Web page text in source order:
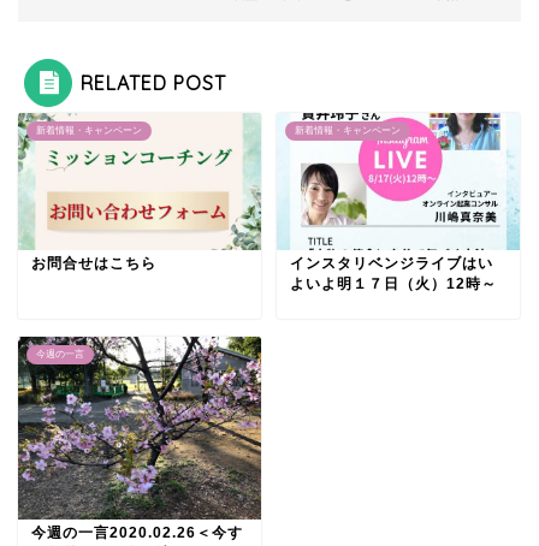
RELATED POST
新着情報・キャンペーン
お問合せはこちら
新着情報・キャンペーン
インスタリベンジライブはい
よいよ明１７日（火）12時～
今週の一言
今週の一言2020.02.26＜今す